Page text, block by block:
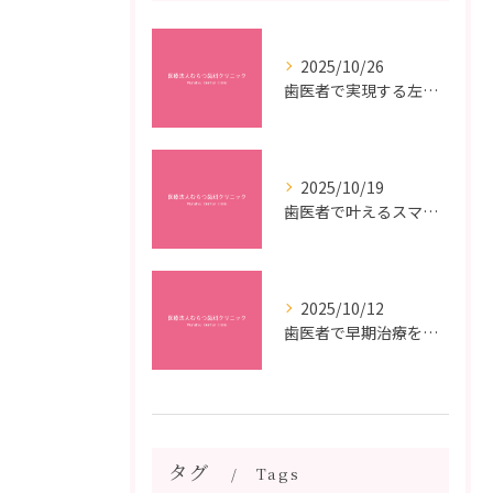
2025/10/26
歯医者で実現する左右対称治療のポイントと矯正治療選びの疑問解決ガイド
2025/10/19
歯医者で叶えるスマイルメイクオーバーなら福岡県福岡市博多区博多駅前の最新矯正治療解説
2025/10/12
歯医者で早期治療を受けるメリットと虫歯悪化を防ぐ最短ステップ
タグ Tags